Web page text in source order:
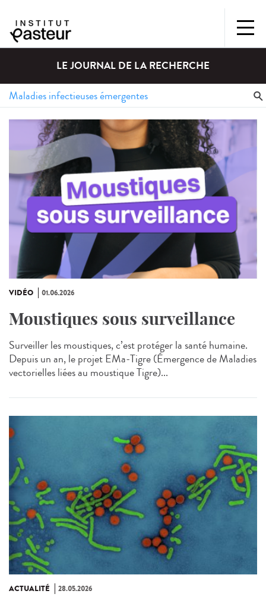
LE JOURNAL DE LA RECHERCHE
VIDÉO 01.06.2026
Moustiques sous surveillance
Surveiller les moustiques, c’est protéger la santé humaine.
Depuis un an, le projet EMa‑Tigre (Émergence de Maladies
vectorielles liées au moustique Tigre)...
ACTUALITÉ 28.05.2026